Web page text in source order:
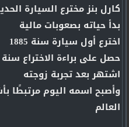
كارل بنز مخترع السيارة
بدأ حياته بصعوبات مالية
اخترع أول سيارة سنة 1885
حصل على براءة الاختراع سنة 1886
اشتهر بعد تجربة زوجته
وأصبح اسمه اليوم مرتبطًا
العالم